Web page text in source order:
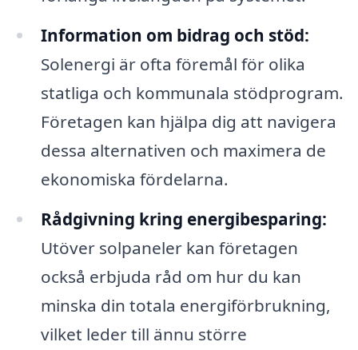
Information om bidrag och stöd:
Solenergi är ofta föremål för olika
statliga och kommunala stödprogram.
Företagen kan hjälpa dig att navigera
dessa alternativen och maximera de
ekonomiska fördelarna.
Rådgivning kring energibesparing:
Utöver solpaneler kan företagen
också erbjuda råd om hur du kan
minska din totala energiförbrukning,
vilket leder till ännu större